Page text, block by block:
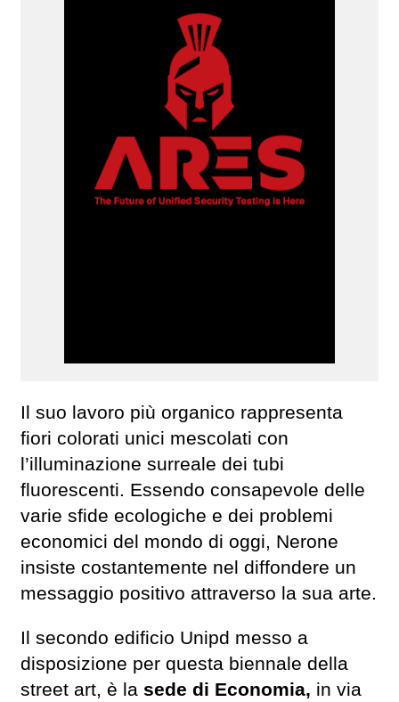
Il suo lavoro più organico rappresenta
fiori colorati unici mescolati con
l’illuminazione surreale dei tubi
fluorescenti. Essendo consapevole delle
varie sfide ecologiche e dei problemi
economici del mondo di oggi, Nerone
insiste costantemente nel diffondere un
messaggio positivo attraverso la sua arte.
Il secondo edificio Unipd messo a
disposizione per questa biennale della
street art, è la sede di Economia, in via